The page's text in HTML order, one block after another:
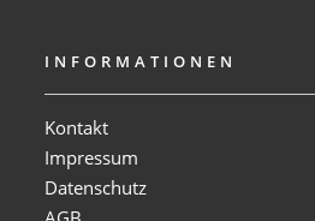
INFORMATIONEN
Kontakt
Impressum
Datenschutz